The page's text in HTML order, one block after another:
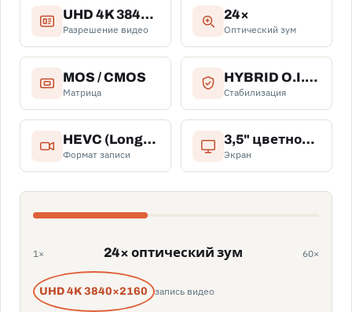
UHD 4K 3840×2160
Разрешение видео
24×
Оптический зум
MOS / CMOS
Матрица
HYBRID O.I.S., 5-осевая оптическая + электронная
Стабилизация
HEVC (LongGOP), AVC/H.264
Формат записи
3,5" цветной, сенсорный, высокое разрешение
Экран
1× 24× оптический зум 60×
UHD 4K 3840×2160 запись видео